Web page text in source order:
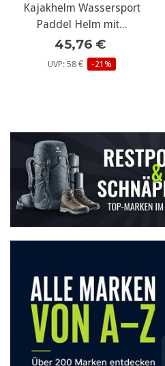
Kajakhelm Wassersport
Paddel Helm mit...
45,76 €
UVP: 58 € -21%